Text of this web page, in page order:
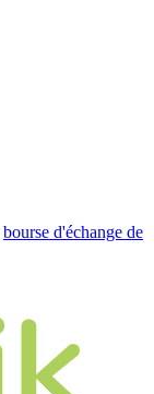
bourse d'échange de